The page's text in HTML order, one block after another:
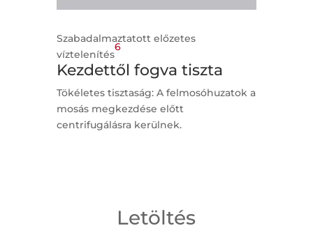
Szabadalmaztatott előzetes
víztelenítés
6
Kezdettől fogva tiszta
Tökéletes tisztaság: A felmosóhuzatok a
mosás megkezdése előtt
centrifugálásra kerülnek.
Letöltés